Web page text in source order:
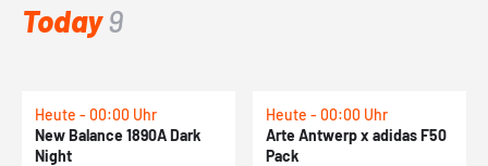
Today9
Heute - 00:00 Uhr
New Balance 1890A Dark
Night
Heute - 00:00 Uhr
Arte Antwerp x adidas F50
Pack